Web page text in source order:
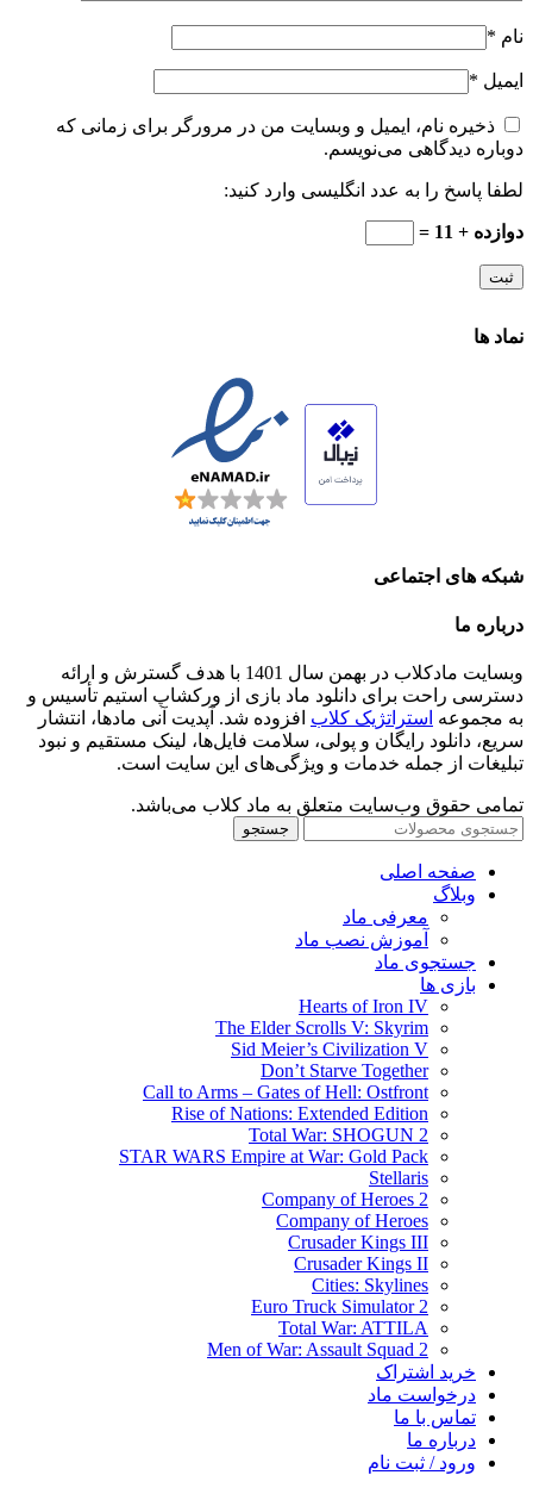
نام *
ایمیل *
ذخیره نام، ایمیل و وبسایت من در مرورگر برای زمانی که
دوباره دیدگاهی می‌نویسم.
لطفا پاسخ را به عدد انگلیسی وارد کنید:
دوازده + 11 =
نماد ها
شبکه های اجتماعی
درباره ما
وبسایت مادکلاب در بهمن سال 1401 با هدف گسترش و ارائه
دسترسی راحت برای دانلود ماد بازی از ورکشاپ استیم تأسیس و
به مجموعه استراتژیک کلاب افزوده شد. آپدیت آنی مادها، انتشار
سریع، دانلود رایگان و پولی، سلامت فایل‌ها، لینک مستقیم و نبود
تبلیغات از جمله خدمات و ویژگی‌های این سایت است.
تمامی حقوق وب‌سایت متعلق به ماد کلاب می‌باشد.
جستجو
صفحه اصلی
وبلاگ
معرفی ماد
آموزش نصب ماد
جستجوی ماد
بازی ها
Hearts of Iron IV
The Elder Scrolls V: Skyrim
Sid Meier’s Civilization V
Don’t Starve Together
Call to Arms – Gates of Hell: Ostfront
Rise of Nations: Extended Edition
Total War: SHOGUN 2
STAR WARS Empire at War: Gold Pack
Stellaris
Company of Heroes 2
Company of Heroes
Crusader Kings III
Crusader Kings II
Cities: Skylines
Euro Truck Simulator 2
Total War: ATTILA
Men of War: Assault Squad 2
خرید اشتراک
درخواست ماد
تماس با ما
درباره ما
ورود / ثبت نام